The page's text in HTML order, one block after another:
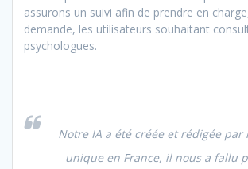
assurons un suivi afin de prendre en
demande, les utilisateurs souhaitant
psychologues.
Notre IA a été créée et rédigée par
unique en France, il nous a fallu